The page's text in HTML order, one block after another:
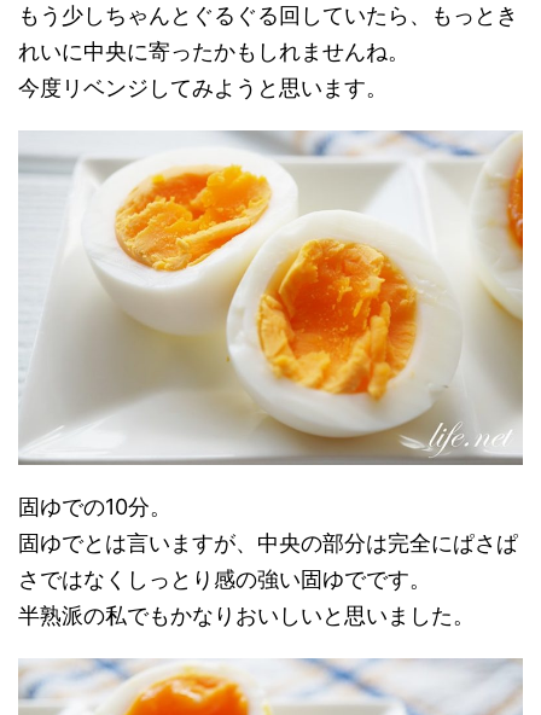
もう少しちゃんとぐるぐる回していたら、もっとき
れいに中央に寄ったかもしれませんね。
今度リベンジしてみようと思います。
固ゆでの10分。
固ゆでとは言いますが、中央の部分は完全にぱさぱ
さではなくしっとり感の強い固ゆでです。
半熟派の私でもかなりおいしいと思いました。